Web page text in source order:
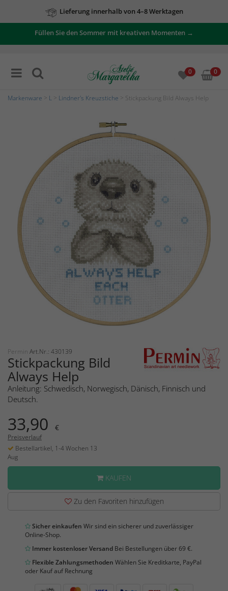
Lieferung innerhalb von 4–8 Werktagen
Füllen Sie den Sommer mit kreativen Momenten →
0 0
Markenware L Lindner's Kreuzstiche > Stickpackung Bild Always Help
Permin Art.Nr.: 430139
Stickpackung Bild
Always Help
Anleitung: Schwedisch, Norwegisch, Dänisch, Finnisch und
Deutsch.
33,90 €
Preisverlauf
Bestellartikel, 1-4 Wochen 13
Aug
KAUFEN
Zu den Favoriten hinzufügen
Sicher einkaufen Wir sind ein sicherer und zuverlässiger
Online-Shop.
Immer kostenloser Versand Bei Bestellungen über 69 €.
Flexible Zahlungsmethoden Wählen Sie Kreditkarte, PayPal
oder Kauf auf Rechnung